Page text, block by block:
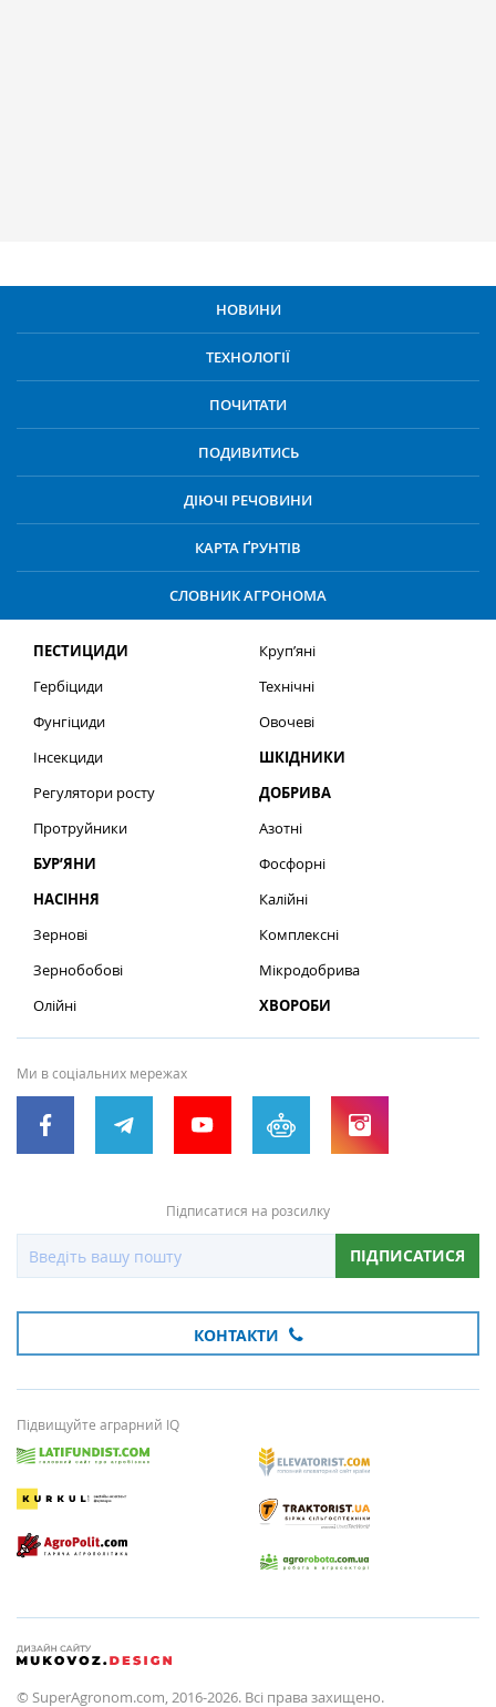
НОВИНИ
ТЕХНОЛОГІЇ
ПОЧИТАТИ
ПОДИВИТИСЬ
ДІЮЧІ РЕЧОВИНИ
КАРТА ҐРУНТІВ
СЛОВНИК АГРОНОМА
ПЕСТИЦИДИ
Гербіциди
Фунгіциди
Інсекциди
Регулятори росту
Протруйники
БУР’ЯНИ
НАСІННЯ
Зернові
Зернобобові
Олійні
Круп’яні
Технічні
Овочеві
ШКІДНИКИ
ДОБРИВА
Азотні
Фосфорні
Калійні
Комплексні
Мікродобрива
ХВОРОБИ
Ми в соціальних мережах
Підписатися на розсилку
ПІДПИСАТИСЯ
КОНТАКТИ
Підвищуйте аграрний IQ
© SuperAgronom.com, 2016-2026. Всі права захищено.